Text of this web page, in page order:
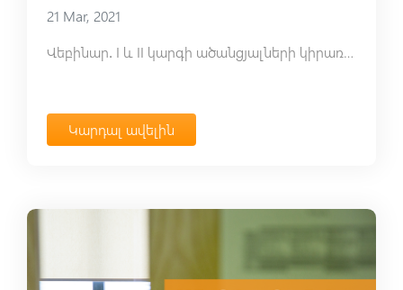
21 Mar, 2021
Վեբինար․ I և II կարգի ածանցյալների կիրառությունները
Կարդալ ավելին